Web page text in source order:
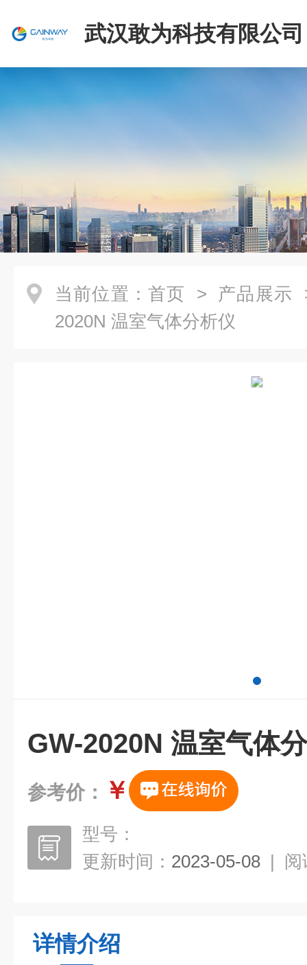
武汉敢为科技有限公司
当前位置： 首页 > 产品展示
2020N 温室气体分析仪
GW-2020N 温室气体
参考价： ￥
型号：
更新时间： 2023-05-08 | 阅
详情介绍